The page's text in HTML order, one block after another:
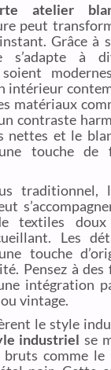
atelier
peut
Grâce à
s’adapte à
intérieur
matériaux
contraste
nettes et le
touche de
traditionnel,
textiles
Les
touche
Pensez à
intégration
vintage.
le style
industriel se
bruts comme